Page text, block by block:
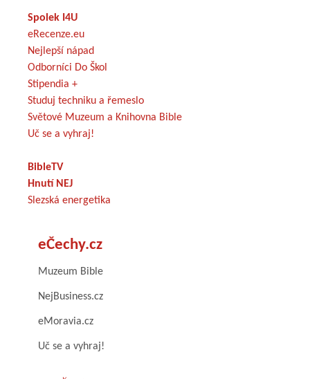
Spolek I4U
eRecenze.eu
Nejlepší nápad
Odborníci Do Škol
Stipendia +
Studuj techniku a řemeslo
Světové Muzeum a Knihovna Bible
Uč se a vyhraj!
BibleTV
Hnutí NEJ
Slezská energetika
eČechy.cz
Muzeum Bible
NejBusiness.cz
eMoravia.cz
Uč se a vyhraj!